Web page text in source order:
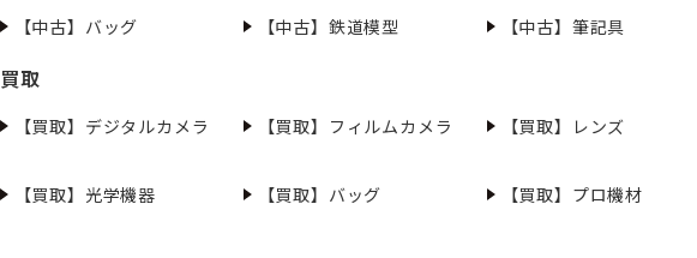
【中古】バッグ 【中古】鉄道模型 【中古】筆記具
買取
【買取】デジタルカメラ 【買取】フィルムカメラ 【買取】レンズ
【買取】光学機器
【買取】バッグ 【買取】プロ機材